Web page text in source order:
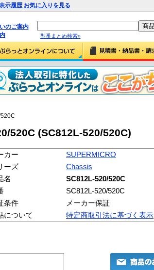
示履歴 お気に入りを見る
のご案内
型番まとめ検索»
520C (SC812L-520/520C)
カー
SUPERMICRO
ーズ
Chassis
名
SC812L-520/520C
SC812L-520/520C
条件
メーカー保証
について
特定商取引法に基づく表示